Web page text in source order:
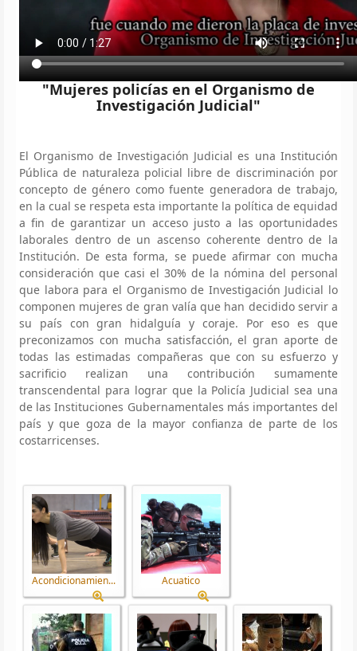
"Mujeres policías en el Organismo de
Investigación Judicial"
El Organismo de Investigación Judicial es una Institución
Pública de naturaleza policial libre de discriminación por
concepto de género como fuente generadora de trabajo,
en la cual se respeta esta importante la política de equidad
a fin de garantizar un acceso justo a las oportunidades
laborales dentro de un ascenso coherente dentro de la
Institución. De esta forma, se puede afirmar con mucha
consideración que casi el 30% de la nómina del personal
que labora para el Organismo de Investigación Judicial lo
componen mujeres de gran valía que han decidido servir a
su país con gran hidalguía y coraje. Por eso es que
preconizamos con mucha satisfacción, el gran aporte de
todas las estimadas compañeras que con su esfuerzo y
sacrificio realizan una contribución sumamente
transcendental para lograr que la Policía Judicial sea una
de las Instituciones Gubernamentales más importantes del
país y que goza de la mayor confianza de parte de los
costarricenses.
Acondicionamien... Acuatico